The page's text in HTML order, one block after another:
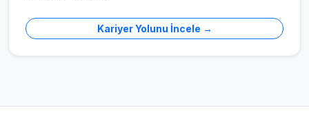
Kariyer Yolunu İncele →